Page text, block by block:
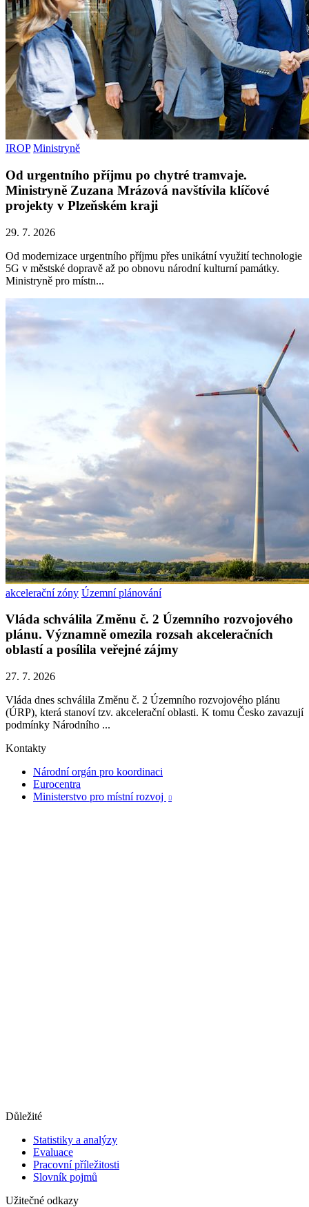
IROP Ministryně
Od urgentního příjmu po chytré tramvaje.
Ministryně Zuzana Mrázová navštívila klíčové
projekty v Plzeňském kraji
29. 7. 2026
Od modernizace urgentního příjmu přes unikátní využití technologie
5G v městské dopravě až po obnovu národní kulturní památky.
Ministryně pro místn...
akcelerační zóny Územní plánování
Vláda schválila Změnu č. 2 Územního rozvojového
plánu. Významně omezila rozsah akceleračních
oblastí a posílila veřejné zájmy
27. 7. 2026
Vláda dnes schválila Změnu č. 2 Územního rozvojového plánu
(ÚRP), která stanoví tzv. akcelerační oblasti. K tomu Česko zavazují
podmínky Národního ...
Kontakty
Národní orgán pro koordinaci
Eurocentra
Ministerstvo pro místní rozvoj

Důležité
Statistiky a analýzy
Evaluace
Pracovní příležitosti
Slovník pojmů
Užitečné odkazy